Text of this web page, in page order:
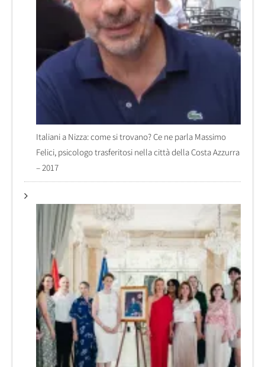
Italiani a Nizza: come si trovano? Ce ne parla Massimo
Felici, psicologo trasferitosi nella città della Costa Azzurra
– 2017